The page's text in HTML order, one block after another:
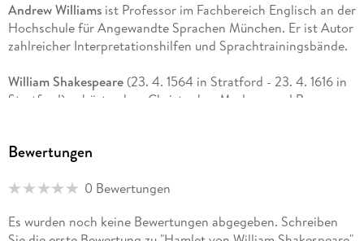
Andrew Williamsist Professor im Fachbereich Englisch an der
Hochschule für Angewandte Sprachen München. Er ist Autor
zahlreicher Interpretationshilfen und Sprachtrainingsbände.
William Shakespeare(23. 4. 1564 in Stratford - 23. 4. 1616 in
Stratford) gehört neben Christopher Marlowe und Ben
Handschuhherstellers besucht eine Lateinschule und beginnt
(später King's Men) seine Karriere als Schriftsteller, Lyriker
Globe Theaters in London. 1612 zieht er zurück in seine
Bewertungen
0 Bewertungen
Es wurden noch keine Bewertungen abgegeben. Schreiben